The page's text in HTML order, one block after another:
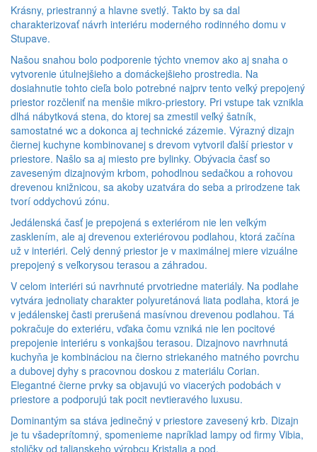
Krásny, priestranný a hlavne svetlý. Takto by sa dal
charakterizovať návrh interiéru moderného rodinného domu v
Stupave.
Našou snahou bolo podporenie týchto vnemov ako aj snaha o
vytvorenie útulnejšieho a domáckejšieho prostredia. Na
dosiahnutie tohto cieľa bolo potrebné najprv tento veľký prepojený
priestor rozčleniť na menšie mikro-priestory. Pri vstupe tak vznikla
dlhá nábytková stena, do ktorej sa zmestil veľký šatník,
samostatné wc a dokonca aj technické zázemie. Výrazný dizajn
čiernej kuchyne kombinovanej s drevom vytvoril ďalší priestor v
priestore. Našlo sa aj miesto pre bylinky. Obývacia časť so
zaveseným dizajnovým krbom, pohodlnou sedačkou a rohovou
drevenou knižnicou, sa akoby uzatvára do seba a prirodzene tak
tvorí oddychovú zónu.
Jedálenská časť je prepojená s exteriérom nie len veľkým
zasklením, ale aj drevenou exteriérovou podlahou, ktorá začína
už v interiéri. Celý denný priestor je v maximálnej miere vizuálne
prepojený s veľkorysou terasou a záhradou.
V celom interiéri sú navrhnuté prvotriedne materiály. Na podlahe
vytvára jednoliaty charakter polyuretánová liata podlaha, ktorá je
v jedálenskej časti prerušená masívnou drevenou podlahou. Tá
pokračuje do exteriéru, vďaka čomu vzniká nie len pocitové
prepojenie interiéru s vonkajšou terasou. Dizajnovo navrhnutá
kuchyňa je kombináciou na čierno striekaného matného povrchu
a dubovej dyhy s pracovnou doskou z materiálu Corian.
Elegantné čierne prvky sa objavujú vo viacerých podobách v
priestore a podporujú tak pocit nevtieravého luxusu.
Dominantým sa stáva jedinečný v priestore zavesený krb. Dizajn
je tu všadeprítomný, spomenieme napríklad lampy od firmy Vibia,
stoličky od talianskeho výrobcu Kristalia a pod.